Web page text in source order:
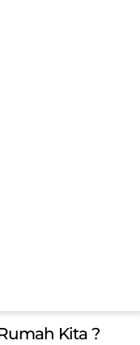
Kita ?